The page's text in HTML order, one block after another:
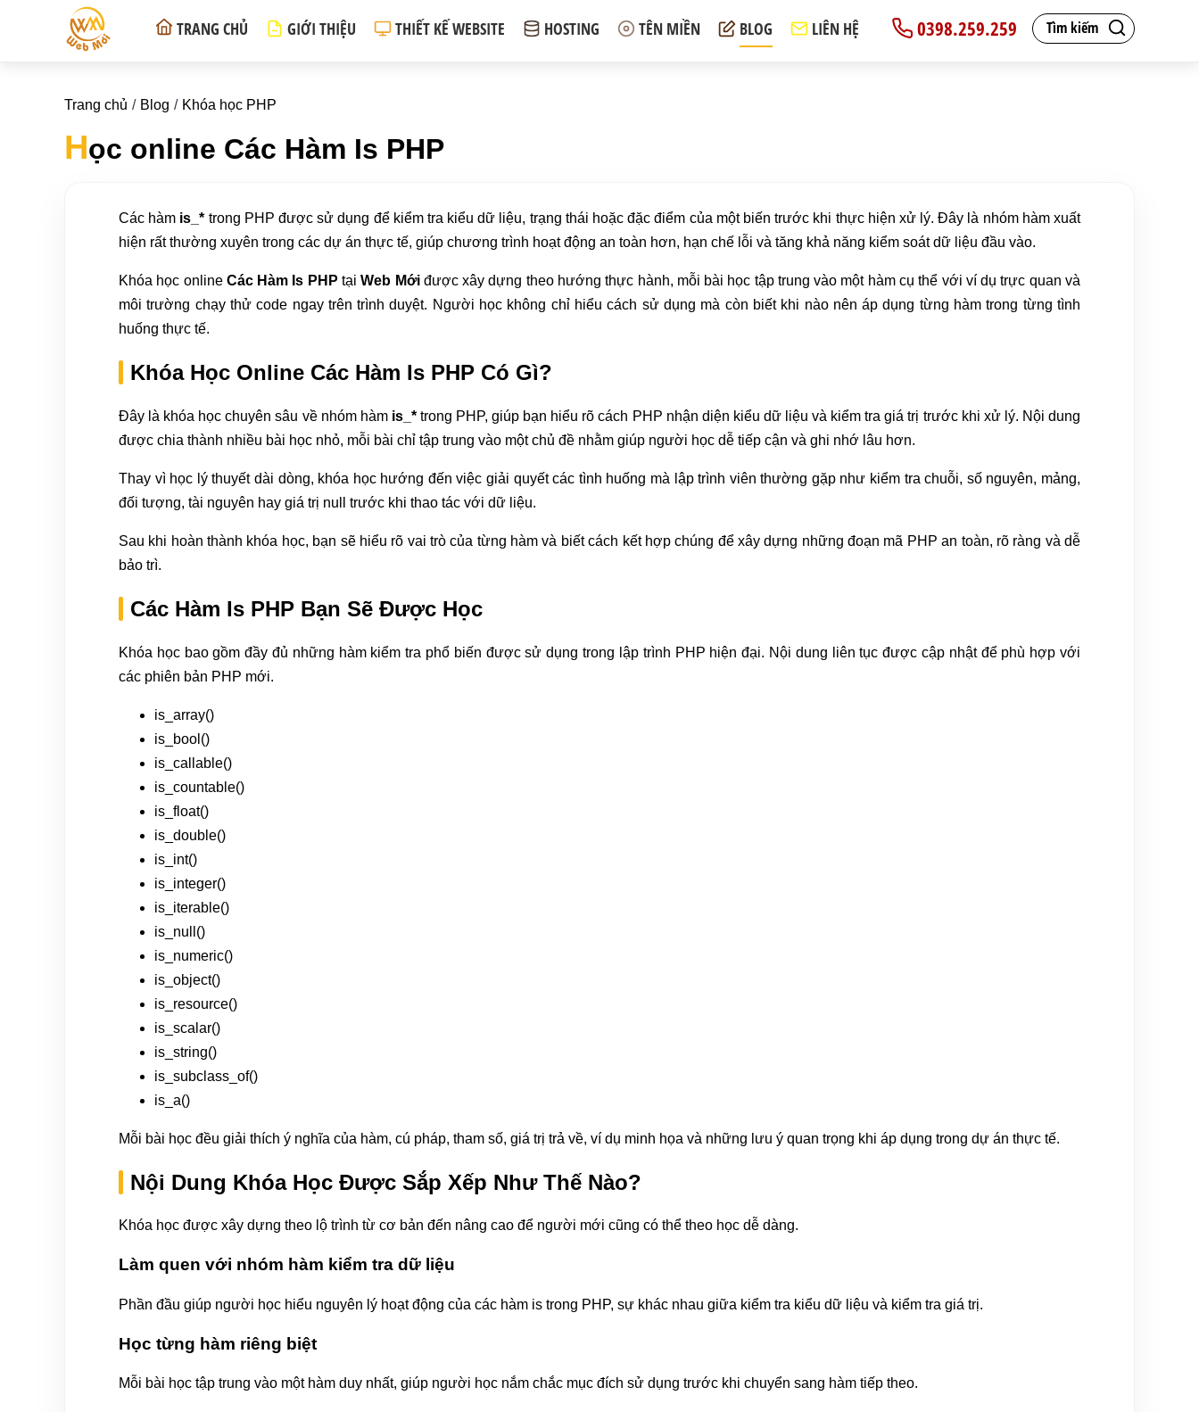
Tìm kiếm
0398.259.259
TRANG CHỦ GIỚI THIỆU THIẾT KẾ WEBSITE HOSTING TÊN MIỀN BLOG LIÊN HỆ
Trang chủ Blog Khóa học PHP
Học online Các Hàm Is PHP
Các hàm is_* trong PHP được sử dụng để kiểm tra kiểu dữ liệu, trạng thái hoặc đặc điểm của một biến trước khi thực hiện xử lý. Đây là nhóm hàm xuất
hiện rất thường xuyên trong các dự án thực tế, giúp chương trình hoạt động an toàn hơn, hạn chế lỗi và tăng khả năng kiểm soát dữ liệu đầu vào.
Khóa học online Các Hàm Is PHP tạiWeb Mớiđược xây dựng theo hướng thực hành, mỗi bài học tập trung vào một hàm cụ thể với ví dụ trực quan và
môi trường chạy thử code ngay trên trình duyệt. Người học không chỉ hiểu cách sử dụng mà còn biết khi nào nên áp dụng từng hàm trong từng tình
huống thực tế.
Khóa Học Online Các Hàm Is PHP Có Gì?
Đây là khóa học chuyên sâu về nhóm hàm is_*trong PHP, giúp bạn hiểu rõ cách PHP nhận diện kiểu dữ liệu và kiểm tra giá trị trước khi xử lý. Nội dung
được chia thành nhiều bài học nhỏ, mỗi bài chỉ tập trung vào một chủ đề nhằm giúp người học dễ tiếp cận và ghi nhớ lâu hơn.
Thay vì học lý thuyết dài dòng, khóa học hướng đến việc giải quyết các tình huống mà lập trình viên thường gặp như kiểm tra chuỗi, số nguyên, mảng,
đối tượng, tài nguyên hay giá trị null trước khi thao tác với dữ liệu.
Sau khi hoàn thành khóa học, bạn sẽ hiểu rõ vai trò của từng hàm và biết cách kết hợp chúng để xây dựng những đoạn mã PHP an toàn, rõ ràng và dễ
bảo trì.
Các Hàm Is PHP Bạn Sẽ Được Học
Khóa học bao gồm đầy đủ những hàm kiểm tra phổ biến được sử dụng trong lập trình PHP hiện đại. Nội dung liên tục được cập nhật để phù hợp với
các phiên bản PHP mới.
is_array()
is_bool()
is_callable()
is_countable()
is_float()
is_double()
is_int()
is_integer()
is_iterable()
is_null()
is_numeric()
is_object()
is_resource()
is_scalar()
is_string()
is_subclass_of()
is_a()
Mỗi bài học đều giải thích ý nghĩa của hàm, cú pháp, tham số, giá trị trả về, ví dụ minh họa và những lưu ý quan trọng khi áp dụng trong dự án thực tế.
Nội Dung Khóa Học Được Sắp Xếp Như Thế Nào?
Khóa học được xây dựng theo lộ trình từ cơ bản đến nâng cao để người mới cũng có thể theo học dễ dàng.
Làm quen với nhóm hàm kiểm tra dữ liệu
Phần đầu giúp người học hiểu nguyên lý hoạt động của các hàm is trong PHP, sự khác nhau giữa kiểm tra kiểu dữ liệu và kiểm tra giá trị.
Học từng hàm riêng biệt
Mỗi bài học tập trung vào một hàm duy nhất, giúp người học nắm chắc mục đích sử dụng trước khi chuyển sang hàm tiếp theo.